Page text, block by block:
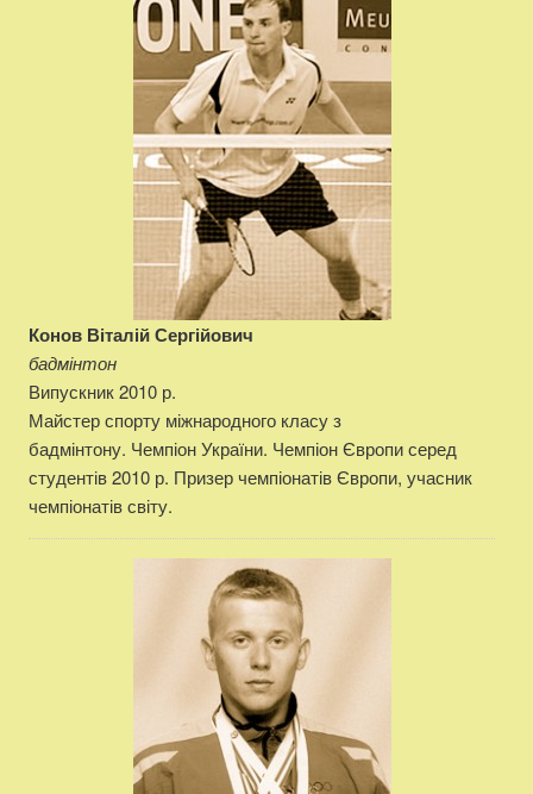
Конов Віталій Сергійович
бадмінтон
Випускник 2010 р.
Майстер спорту міжнародного класу з
бадмінтону. Чемпіон України. Чемпіон Європи серед
студентів 2010 р. Призер чемпіонатів Європи, учасник
чемпіонатів світу.